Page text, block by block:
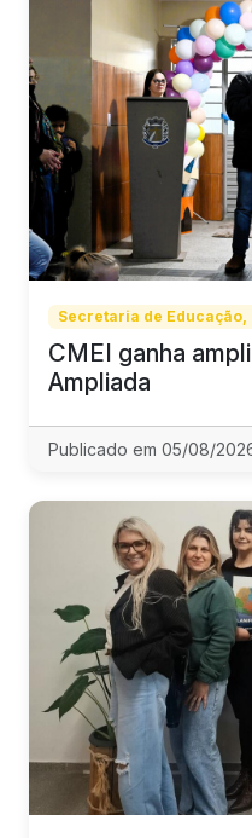
Secretaria de
CMEI ganha
Ampliada
Publicado em 05/08/